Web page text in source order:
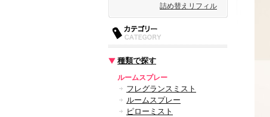
詰め替えリフィル
種類で探す
ルームスプレー
フレグランスミスト
ルームスプレー
ピローミスト